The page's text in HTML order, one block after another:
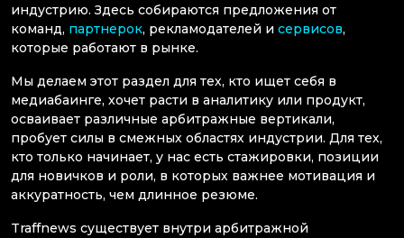
индустрию. Здесь собираются предложения от
команд, партнерок, рекламодателей и сервисов,
которые работают в рынке.
Мы делаем этот раздел для тех, кто ищет себя в
медиабаинге, хочет расти в аналитику или продукт,
осваивает различные арбитражные вертикали,
пробует силы в смежных областях индустрии. Для тех,
кто только начинает, у нас есть стажировки, позиции
для новичков и роли, в которых важнее мотивация и
аккуратность, чем длинное резюме.
Traffnews существует внутри арбитражной